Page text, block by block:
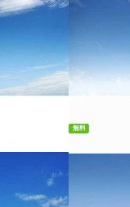
ード
無料